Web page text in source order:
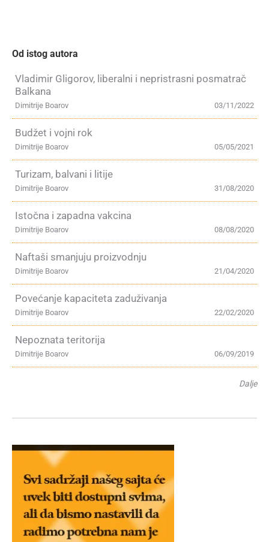
Od istog autora
Vladimir Gligorov, liberalni i nepristrasni posmatrač
Balkana
03/11/2022
Dimitrije Boarov
Budžet i vojni rok
05/05/2021
Dimitrije Boarov
Turizam, balvani i litije
31/08/2020
Dimitrije Boarov
Istočna i zapadna vakcina
08/08/2020
Dimitrije Boarov
Naftaši smanjuju proizvodnju
21/04/2020
Dimitrije Boarov
Povećanje kapaciteta zaduživanja
22/02/2020
Dimitrije Boarov
Nepoznata teritorija
06/09/2019
Dimitrije Boarov
Dalje